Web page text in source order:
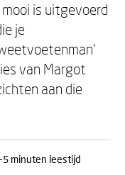
is uitgevoerd
je
van Margot
aan die
5 minuten leestijd